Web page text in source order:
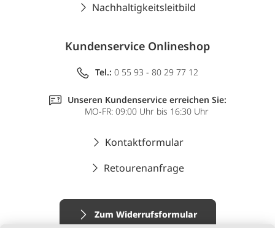
Nachhaltigkeitsleitbild
Kundenservice Onlineshop
Tel.: 0 55 93 - 80 29 77 12
Unseren Kundenservice erreichen Sie:
MO-FR: 09:00 Uhr bis 16:30 Uhr
Kontaktformular
Retourenanfrage
Zum Widerrufsformular